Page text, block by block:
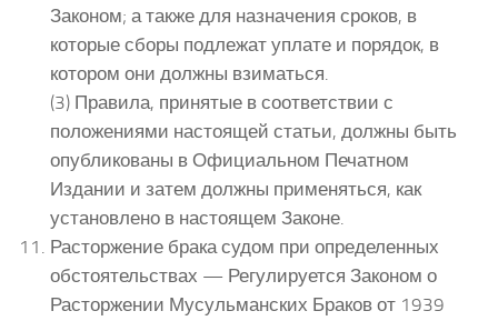
Законом; а также для назначения сроков, в
которые сборы подлежат уплате и порядок, в
котором они должны взиматься.
(3) Правила, принятые в соответствии с
положениями настоящей статьи, должны быть
опубликованы в Официальном Печатном
Издании и затем должны применяться, как
установлено в настоящем Законе.
Расторжение брака судом при определенных
обстоятельствах — Регулируется Законом о
Расторжении Мусульманских Браков от 1939